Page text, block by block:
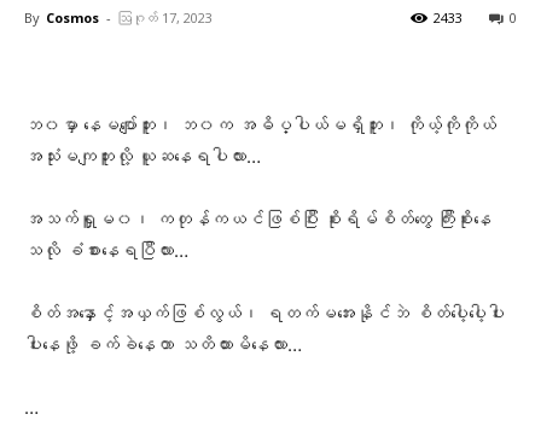
By Cosmos - ဩဂုတ် 17, 2023 0
2433
ဘ၀မှာ‌ နေမပျော်ဘူး၊ ဘ၀က အဓိပ္ပါယ်မရှိဘူး၊ ကိုယ့်ကိုကိုယ်
အသုံးမကျဘူးလို့ ယူဆနေရပါလား…
အသက်ရှူမ၀၊ ကတုန်ကယင်ဖြစ်ပြီး စိုးရိမ်စိတ်တွေ ကြီးစိုးနေ
သလို ခံစားနေရပြီလား…
စိတ်အနှောင့်အယှက်ဖြစ်လွယ်၊ ရတက်မအေးနိုင်ဘဲ စိတ်ပေါ့ပေါ့ပါး
ပါးနေဖို့ ခက်ခဲနေတာ သတိထားမိနေလား…
…